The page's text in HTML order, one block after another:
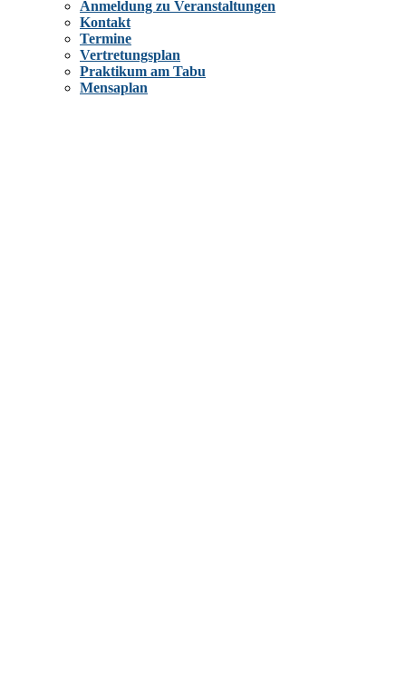
Anmeldung zu Veranstaltungen
Kontakt
Termine
Vertretungsplan
Praktikum am Tabu
Mensaplan